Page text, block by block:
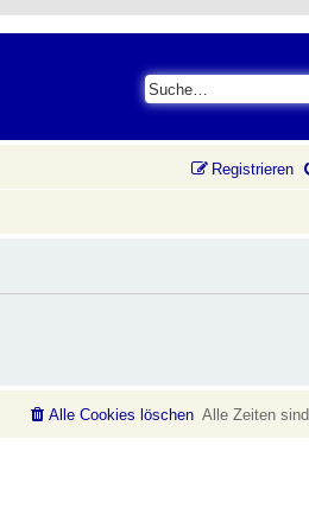
Registrieren
Alle Zeiten sind
Alle Cookies löschen